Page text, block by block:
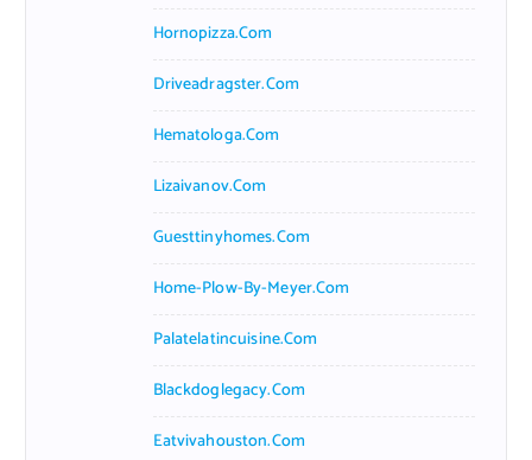
Hornopizza.com
Driveadragster.com
Hematologa.com
Lizaivanov.com
Guesttinyhomes.com
Home-Plow-By-Meyer.com
Palatelatincuisine.com
Blackdoglegacy.com
Eatvivahouston.com